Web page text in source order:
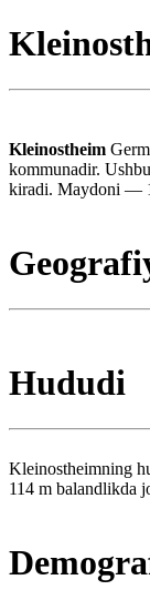
Kleinostheim
kommunadir.
kiradi. Maydoni —
Hududi
Kleinostheimning
114 m balandlikda